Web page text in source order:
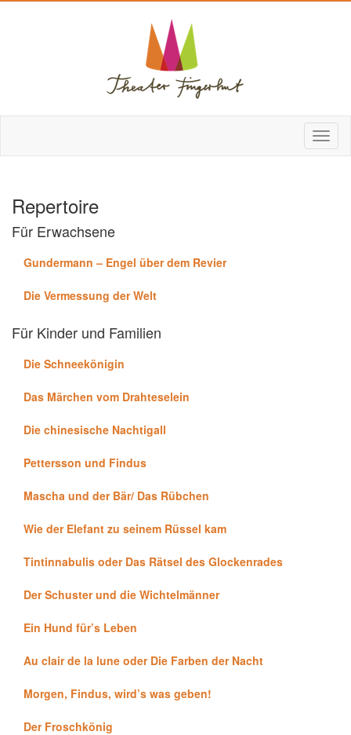
Repertoire
Für Erwachsene
Gundermann – Engel über dem Revier
Die Vermessung der Welt
Für Kinder und Familien
Die Schneekönigin
Das Märchen vom Drahteselein
Die chinesische Nachtigall
Pettersson und Findus
Mascha und der Bär/ Das Rübchen
Wie der Elefant zu seinem Rüssel kam
Tintinnabulis oder Das Rätsel des Glockenrades
Der Schuster und die Wichtelmänner
Ein Hund für’s Leben
Au clair de la lune oder Die Farben der Nacht
Morgen, Findus, wird’s was geben!
Der Froschkönig